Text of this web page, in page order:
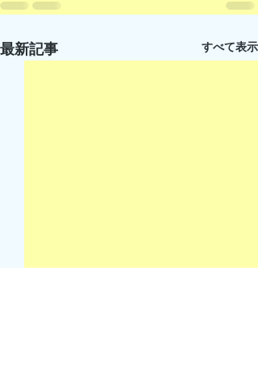
最新記事 すべて表示